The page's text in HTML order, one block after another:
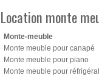
Location monte
Monte-meuble
Monte meuble pour canapé
Monte meuble pour piano
Monte meuble pour